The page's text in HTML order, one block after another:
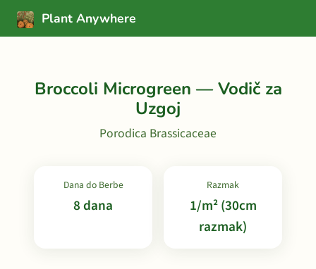
Plant Anywhere
Broccoli Microgreen — Vodič za
Uzgoj
Porodica Brassicaceae
Dana do Berbe
8 dana
Razmak
1/m² (30cm
razmak)